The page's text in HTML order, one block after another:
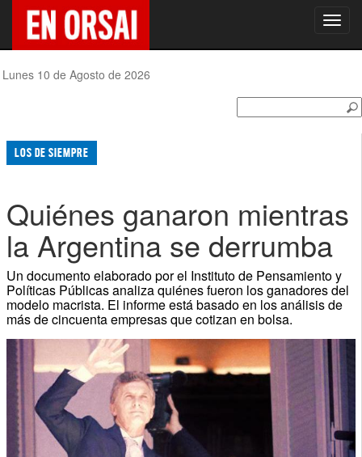
Lunes 10 de Agosto de 2026
LOS DE SIEMPRE
Quiénes ganaron mientras
la Argentina se derrumba
Un documento elaborado por el Instituto de Pensamiento y
Políticas Públicas analiza quiénes fueron los ganadores del
modelo macrista. El informe está basado en los análisis de
más de cincuenta empresas que cotizan en bolsa.